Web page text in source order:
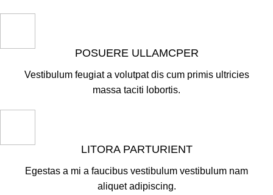
POSUERE ULLAMCPER
Vestibulum feugiat a volutpat dis cum primis ultricies
massa taciti lobortis.
LITORA PARTURIENT
Egestas a mi a faucibus vestibulum vestibulum nam
aliquet adipiscing.